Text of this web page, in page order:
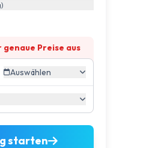
Preise aus
Auswählen
starten